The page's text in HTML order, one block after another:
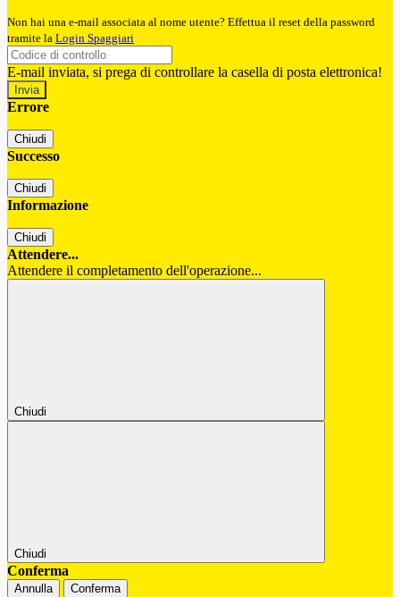
Non hai una e-mail associata al nome utente? Effettua il reset della password
tramite la Login Spaggiari
E-mail inviata, si prega di controllare la casella di posta elettronica!
Errore
Chiudi
Successo
Chiudi
Informazione
Chiudi
Attendere...
Attendere il completamento dell'operazione...
Chiudi
Chiudi
Conferma
Annulla Conferma